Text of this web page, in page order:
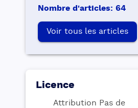
Nombre d'articles: 64
Voir tous les articles
Licence
Attribution Pas de